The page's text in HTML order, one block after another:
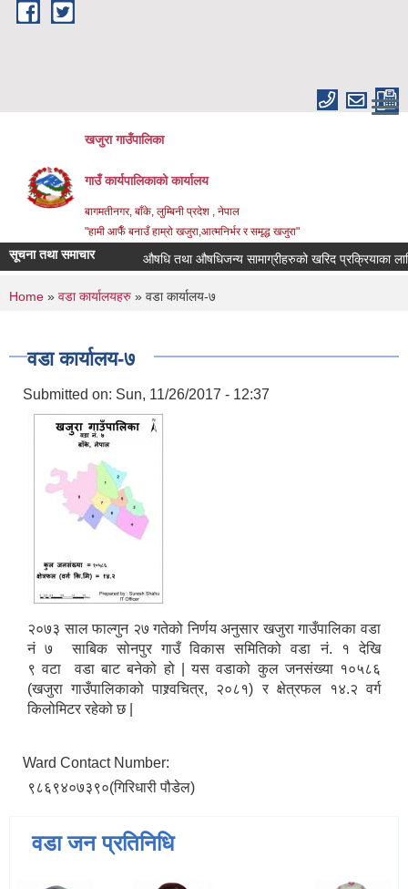
Skip to main content
खजुरा गाउँपालिका
गाउँ कार्यपालिकाको कार्यालय
बागमतीनगर, बाँके, लुम्बिनी प्रदेश , नेपाल
"हामी आफैँ बनाउँ हाम्रो खजुरा,आत्मनिर्भर र समृद्ध खजुरा"
सूचना तथा समाचार औषधि तथा औषधिजन्य सामाग्रीहरुको खरिद प्रक्रियाका
You are here
Home » वडा कार्यालयहरु » वडा कार्यालय-७
वडा कार्यालय-७
Submitted on: Sun, 11/26/2017 - 12:37
२०७३ साल फाल्गुन २७ गतेको निर्णय अनुसार खजुरा गाउँपालिका वडा
नं ७ साबिक सोनपुर गाउँ विकास समितिको वडा नं. १ देखि
९ वटा वडा बाट बनेको हो | यस वडाको कुल जनसंख्या १०५८६
(खजुरा गाउँपालिकाको पाश्र्वचित्र, २०८१) र क्षेत्रफल १४.२ वर्ग
किलोमिटर रहेको छ |
Ward Contact Number:
९८६९४०७३९०(गिरिधारी पौडेल)
वडा जन प्रतिनिधि